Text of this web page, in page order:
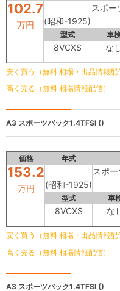
102.7
万円 (昭和-1925)
スポー
型式 車
8VCXS な
安く買う（無料 相場・出品情報配
高く売る（無料 相場情報配信）
A3 スポーツバック1.4TFSI ()
価格 年式
153.2
万円 (昭和-1925)
スポ
型式 車
8VCXS な
安く買う（無料 相場・出品情報配
高く売る（無料 相場情報配信）
A3 スポーツバック1.4TFSI ()